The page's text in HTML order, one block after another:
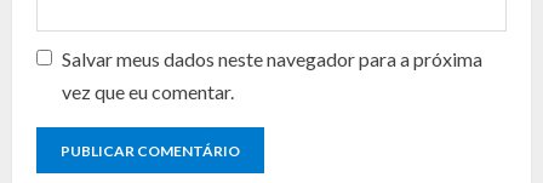
Salvar meus dados neste navegador para a próxima
vez que eu comentar.